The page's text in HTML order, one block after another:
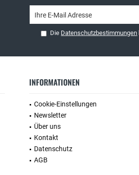
Die Datenschutzbestimmungen
INFORMATIONEN
Cookie-Einstellungen
Newsletter
Über uns
Kontakt
Datenschutz
AGB